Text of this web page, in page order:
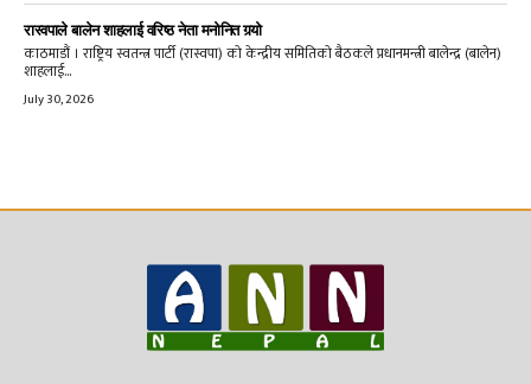
रास्वपाले बालेन शाहलाई वरिष्ठ नेता मनोनित गर्‍यो
काठमाडौं । राष्ट्रिय स्वतन्त्र पार्टी (रास्वपा) को केन्द्रीय समितिको बैठकले प्रधानमन्त्री बालेन्द्र (बालेन)
शाहलाई...
July 30, 2026